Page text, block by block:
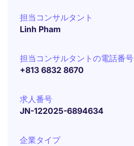
担当コンサルタント
Linh Pham
担当コンサルタントの電話番号
+813 6832 8670
求人番号
JN-122025-6894634
企業タイプ